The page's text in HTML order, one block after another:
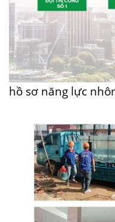
hồ sơ năng lực